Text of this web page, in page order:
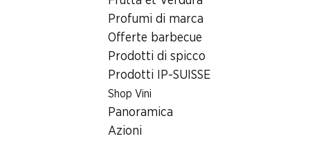
Profumi di marca
Offerte barbecue
Prodotti di spicco
Prodotti IP-SUISSE
Shop Vini
Panoramica
Azioni
Märtplatz 5, 8307 Effretikon
Orari di apertura